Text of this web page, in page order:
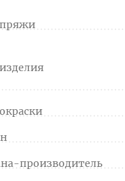
производитель